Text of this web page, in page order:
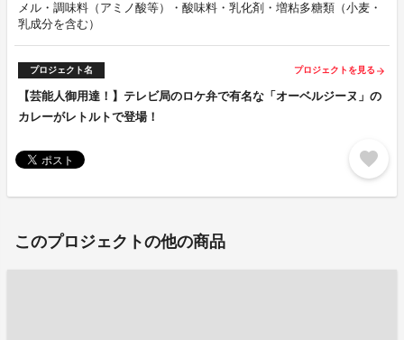
メル・調味料（アミノ酸等）・酸味料・乳化剤・増粘多糖類（小麦・
乳成分を含む）
プロジェクト名 プロジェクトを見る arrow_forward
【芸能人御用達！】テレビ局のロケ弁で有名な「オーベルジーヌ」の
カレーがレトルトで登場！
favorite
このプロジェクトの他の商品